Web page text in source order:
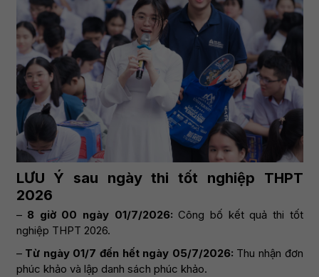
LƯU Ý sau ngày thi tốt nghiệp THPT
2026
– 8 giờ 00 ngày 01/7/2026: Công bố kết quả thi tốt
nghiệp THPT 2026.
– Từ ngày 01/7 đến hết ngày 05/7/2026: Thu nhận đơn
phúc khảo và lập danh sách phúc khảo.